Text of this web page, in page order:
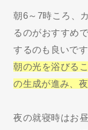
朝6～7時ころ、
るのがおすすめ
するのも良いです
朝の光を浴びる
の生成が進み、
夜の就寝時はお